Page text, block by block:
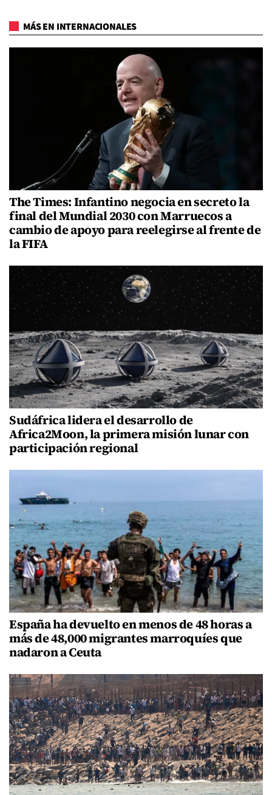
MÁS EN INTERNACIONALES
The Times: Infantino negocia en secreto la
final del Mundial 2030 con Marruecos a
cambio de apoyo para reelegirse al frente de
la FIFA
Sudáfrica lidera el desarrollo de
Africa2Moon, la primera misión lunar con
participación regional
España ha devuelto en menos de 48 horas a
más de 48,000 migrantes marroquíes que
nadaron a Ceuta